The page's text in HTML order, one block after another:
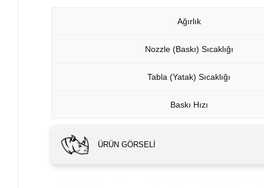
Ağırlık
Nozzle (Baskı) Sıcaklığı
Tabla (Yatak) Sıcaklığı
Baskı Hızı
ÜRÜN GÖRSELI